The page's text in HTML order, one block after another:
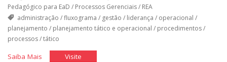
Pedagógico para EaD / Processos Gerenciais/ REA
administração /fluxograma / gestão / liderança / operacional /
planejamento / planejamento tático e operacional / procedimentos/
processos/tático
Saiba Mais"Planejamento
Visite"Planejamento